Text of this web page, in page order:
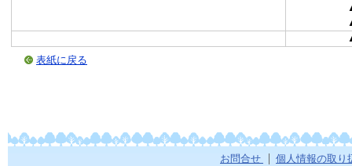
表紙に戻る
お問合せ 個人情報の取り